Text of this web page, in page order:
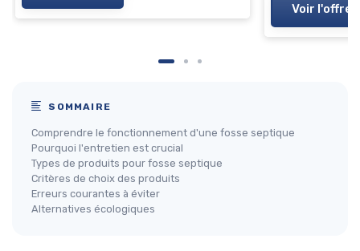
Voir l'offre
SOMMAIRE
Comprendre le fonctionnement d'une fosse septique
Pourquoi l'entretien est crucial
Types de produits pour fosse septique
Critères de choix des produits
Erreurs courantes à éviter
Alternatives écologiques